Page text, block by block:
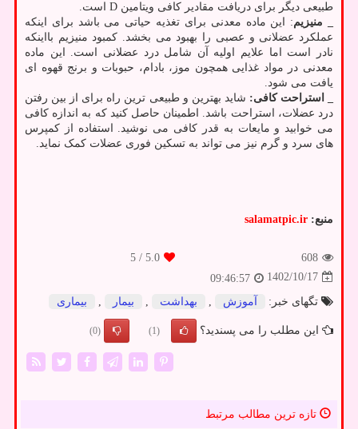
طبیعی دیگر برای دریافت مقادیر کافی ویتامین D است.
_ منیزیم: این ماده معدنی برای تغذیه حیاتی می باشد برای اینکه
عملکرد عضلانی و عصبی را بهبود می بخشد. کمبود منیزیم بااینکه
نادر است اما علایم اولیه آن شامل درد عضلانی است. این ماده
معدنی در مواد غذایی همچون موز، بادام، حبوبات و برنج قهوه ای
یافت می شود.
_ استراحت کافی: شاید بهترین و طبیعی ترین راه برای از بین رفتن
درد عضلات، استراحت باشد. اطمینان حاصل کنید که به اندازه کافی
می خوابید و مایعات به قدر کافی می نوشید. استفاده از کمپرس
های سرد و گرم نیز می تواند به تسکین فوری عضلات کمک نماید.
منبع: salamatpic.ir
608
5.0
/ 5
1402/10/17
09:46:57
تگهای خبر:
آموزش بهداشت بیمار بیماری
این مطلب را می پسندید؟ (1)
(0)
تازه ترین مطالب مرتبط